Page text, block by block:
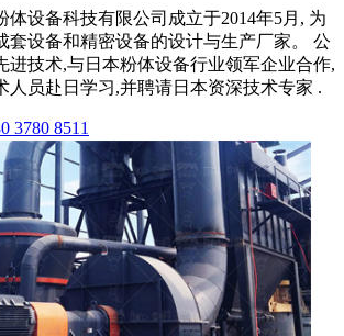
体设备科技有限公司成立于2014年5月, 为
套设备和精密设备的设计与生产厂家。 公
进技术,与日本粉体设备行业领军企业合作,
人员赴日学习,并聘请日本资深技术专家 .
3780 8511